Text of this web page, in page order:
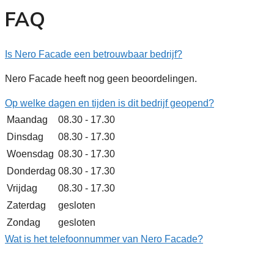
FAQ
Is Nero Facade een betrouwbaar bedrijf?
Nero Facade heeft nog geen beoordelingen.
Op welke dagen en tijden is dit bedrijf geopend?
Maandag
08.30 - 17.30
Dinsdag
08.30 - 17.30
Woensdag 08.30 - 17.30
Donderdag 08.30 - 17.30
Vrijdag
08.30 - 17.30
Zaterdag
gesloten
Zondag
gesloten
Wat is het telefoonnummer van Nero Facade?